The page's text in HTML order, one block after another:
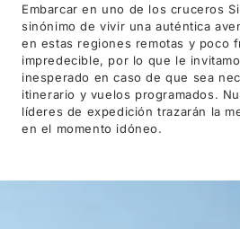
Embarcar en uno de los cruceros
sinónimo de vivir una auténtica
en estas regiones remotas y poco
impredecible, por lo que le
inesperado en caso de que sea
itinerario y vuelos programados.
líderes de expedición trazarán la
en el momento idóneo.